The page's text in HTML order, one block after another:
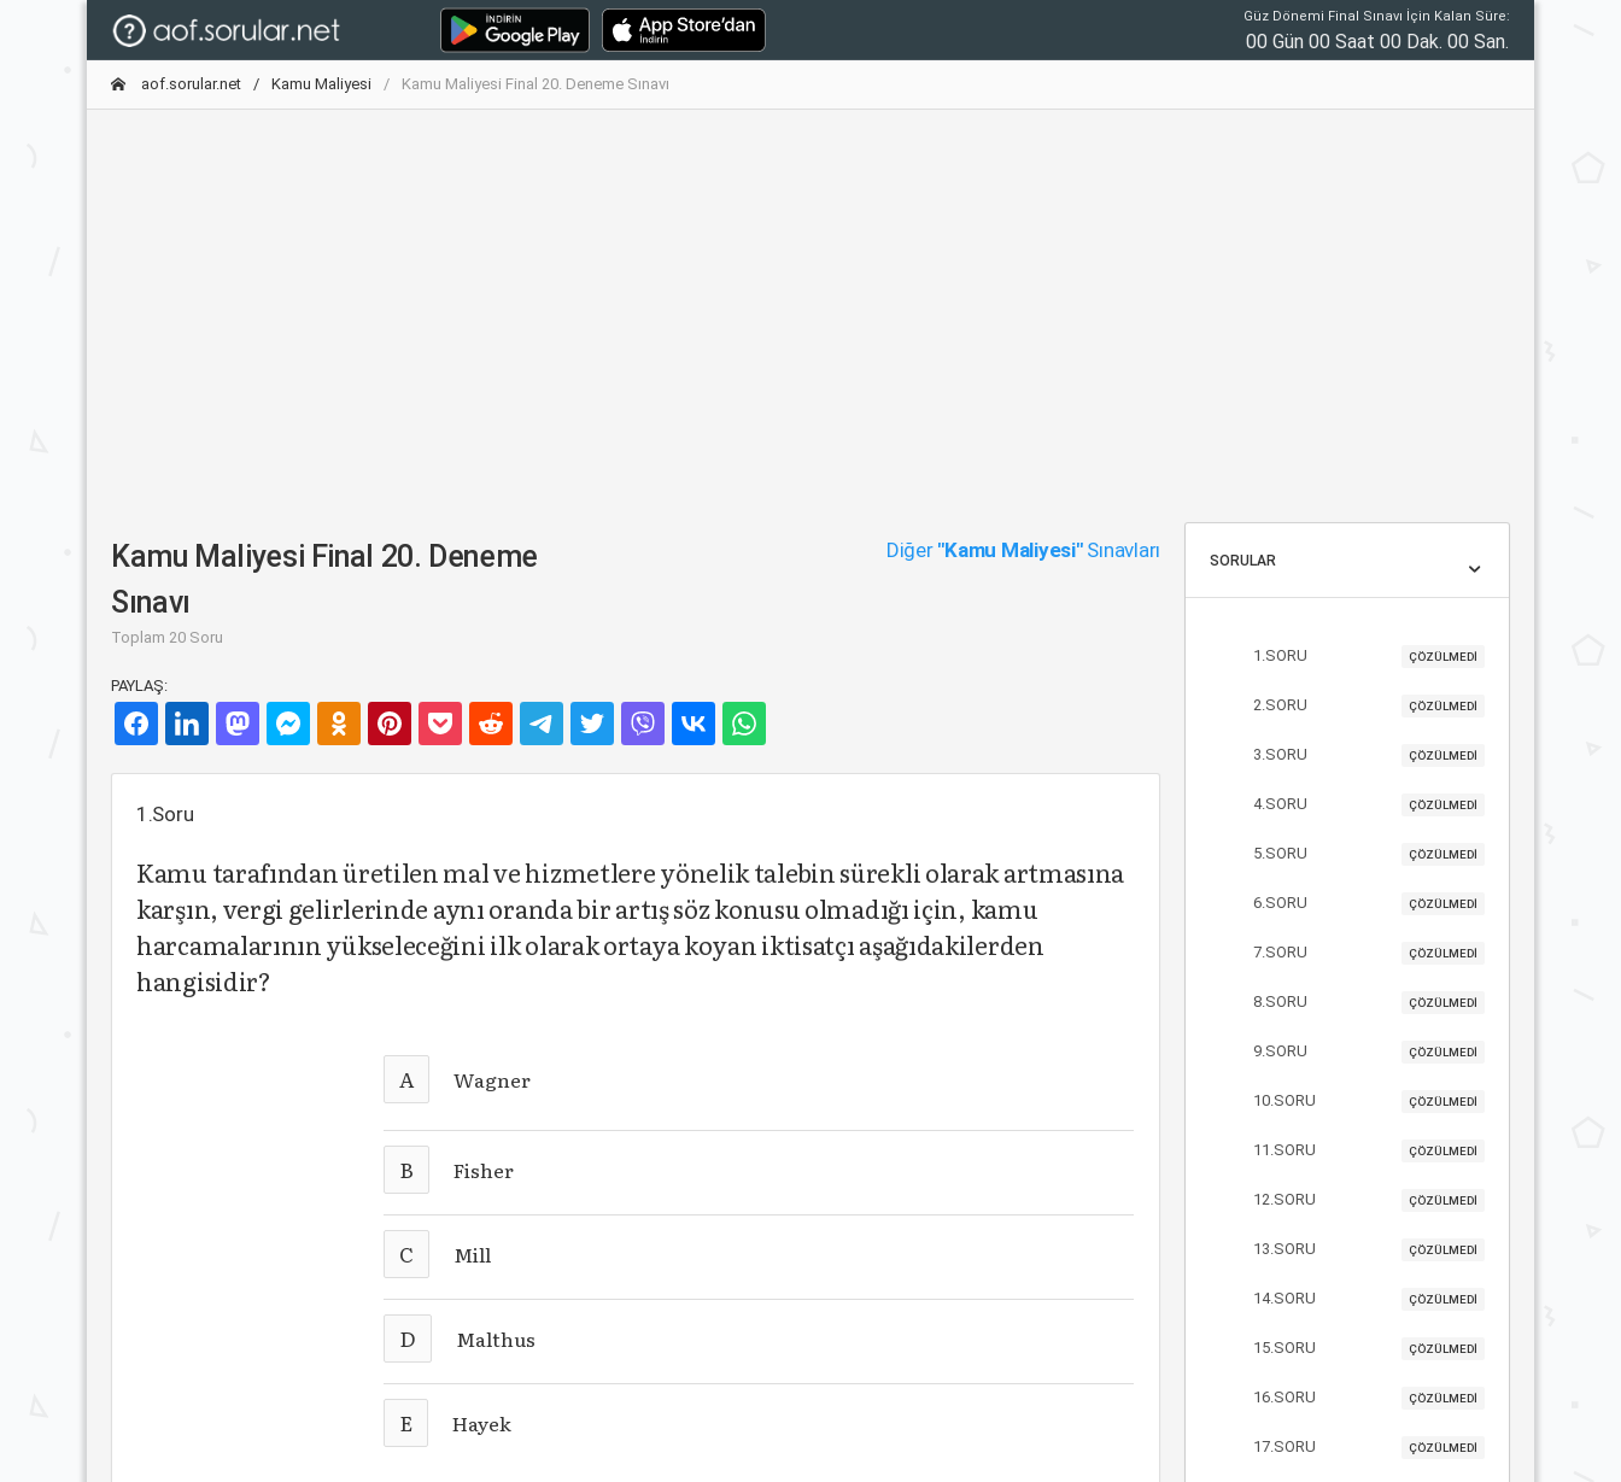
Güz Dönemi Final Sınavı İçin Kalan Süre:
00 Gün 00 Saat 00 Dak. 00 San.
aof.sorular.net Kamu Maliyesi Kamu Maliyesi Final 20. Deneme Sınavı
Kamu Maliyesi Final 20. Deneme
Sınavı
Toplam 20 Soru
Diğer "Kamu Maliyesi"Sınavları
PAYLAŞ:
1.Soru
Kamu tarafından üretilen mal ve hizmetlere yönelik talebin sürekli olarak artmasına
karşın, vergi gelirlerinde aynı oranda bir artış söz konusu olmadığı için, kamu
harcamalarının yükseleceğini ilk olarak ortaya koyan iktisatçı aşağıdakilerden
hangisidir?
A Wagner
B Fisher
C Mill
D Malthus
E Hayek
SORULAR
1.SORU ÇÖZÜLMEDİ
2.SORU ÇÖZÜLMEDİ
3.SORU ÇÖZÜLMEDİ
4.SORU ÇÖZÜLMEDİ
5.SORU ÇÖZÜLMEDİ
6.SORU ÇÖZÜLMEDİ
7.SORU ÇÖZÜLMEDİ
8.SORU ÇÖZÜLMEDİ
9.SORU ÇÖZÜLMEDİ
10.SORU ÇÖZÜLMEDİ
11.SORU ÇÖZÜLMEDİ
12.SORU ÇÖZÜLMEDİ
13.SORU ÇÖZÜLMEDİ
14.SORU ÇÖZÜLMEDİ
15.SORU ÇÖZÜLMEDİ
16.SORU ÇÖZÜLMEDİ
17.SORU ÇÖZÜLMEDİ